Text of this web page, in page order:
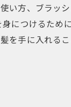
い方、ブラッ
につけるため
手に入れるこ